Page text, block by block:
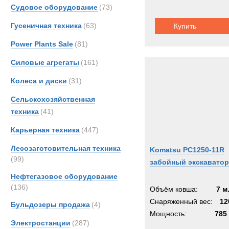
Судовое оборудование (73)
Гусеничная техника (63)
Power Plants Sale (81)
Силовые агрегаты (161)
Колеса и диски (31)
Сельскохозяйственная
техника (41)
Карьерная техника (447)
Лесозаготовительная техника
(99)
Нефтегазовое оборудование
(136)
Бульдозеры продажа (4)
Электростанции (287)
Купить
Komatsu PC1250-11R
забойный экскаватор
Объём ковша:
7
Снаряженный вес:
Мощность:
785